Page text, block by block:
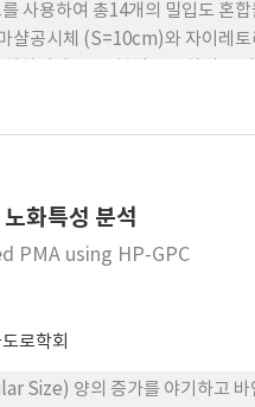
사용하여 총14개의 밀입도 혼
샬공시체 (S=10cm)와 자이레
되는 것을 알았다. KD값에 y값
화특성 분석
PMA using HP-GPC
로학회
Size) 양의 증가를 야기하고 바